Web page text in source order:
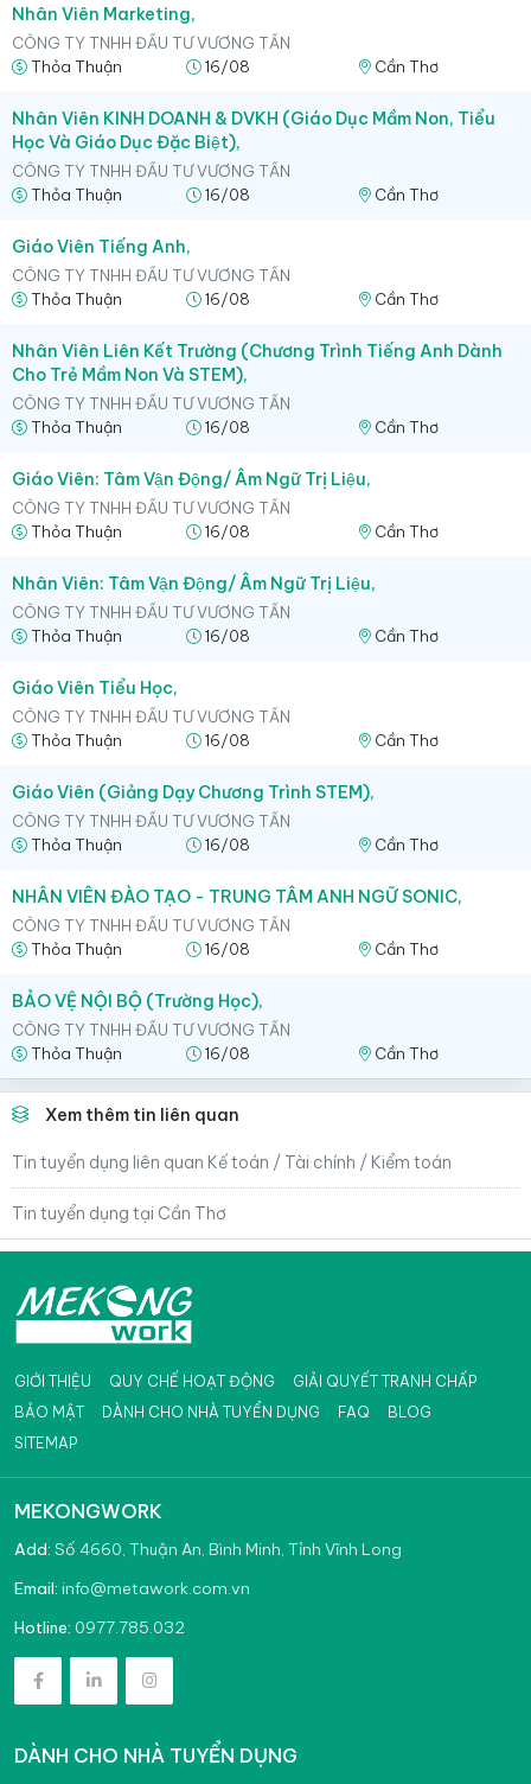
Nhân Viên Marketing,
CÔNG TY TNHH ĐẦU TƯ VƯƠNG TẤN
Thỏa Thuận
16/08 Cần Thơ
Nhân Viên KINH DOANH & DVKH (Giáo Dục Mầm Non, Tiểu
Học Và Giáo Dục Đặc Biệt),
CÔNG TY TNHH ĐẦU TƯ VƯƠNG TẤN
Thỏa Thuận
16/08 Cần Thơ
Giáo Viên Tiếng Anh,
CÔNG TY TNHH ĐẦU TƯ VƯƠNG TẤN
Thỏa Thuận
16/08 Cần Thơ
Nhân Viên Liên Kết Trường (Chương Trình Tiếng Anh Dành
Cho Trẻ Mầm Non Và STEM),
CÔNG TY TNHH ĐẦU TƯ VƯƠNG TẤN
Thỏa Thuận
16/08 Cần Thơ
Giáo Viên: Tâm Vận Động/ Âm Ngữ Trị Liệu,
CÔNG TY TNHH ĐẦU TƯ VƯƠNG TẤN
Thỏa Thuận
16/08 Cần Thơ
Nhân Viên: Tâm Vận Động/ Âm Ngữ Trị Liệu,
CÔNG TY TNHH ĐẦU TƯ VƯƠNG TẤN
Thỏa Thuận
16/08 Cần Thơ
Giáo Viên Tiểu Học,
CÔNG TY TNHH ĐẦU TƯ VƯƠNG TẤN
Thỏa Thuận
16/08 Cần Thơ
Giáo Viên (Giảng Dạy Chương Trình STEM),
CÔNG TY TNHH ĐẦU TƯ VƯƠNG TẤN
Thỏa Thuận
16/08 Cần Thơ
NHÂN VIÊN ĐÀO TẠO - TRUNG TÂM ANH NGỮ SONIC,
CÔNG TY TNHH ĐẦU TƯ VƯƠNG TẤN
Thỏa Thuận
16/08 Cần Thơ
BẢO VỆ NỘI BỘ (Trường Học),
CÔNG TY TNHH ĐẦU TƯ VƯƠNG TẤN
Thỏa Thuận
16/08 Cần Thơ
Xem thêm tin liên quan
Tin tuyển dụng liên quan Kế toán / Tài chính / Kiểm toán
Tin tuyển dụng tại Cần Thơ
GIỚI THIỆU QUY CHẾ HOẠT ĐỘNG
GIẢI QUYẾT TRANH CHẤP
BẢO MẬT
DÀNH CHO NHÀ TUYỂN DỤNG FAQ
BLOG
SITEMAP
MEKONGWORK
Add: Số 4660, Thuận An, Bình Minh, Tỉnh Vĩnh Long
Email: info@metawork.com.vn
Hotline: 0977.785.032
DÀNH CHO NHÀ TUYỂN DỤNG